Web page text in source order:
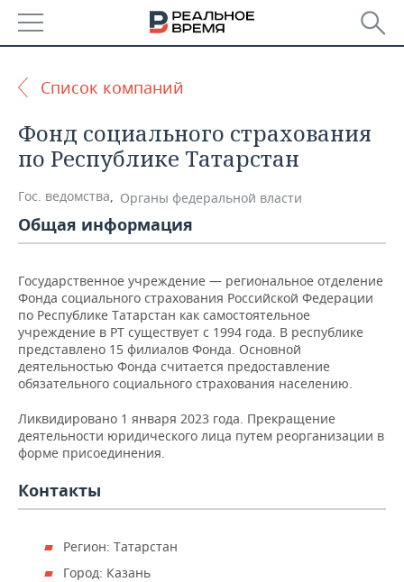
ТАТАРСТАН
УДМУРТИЯ
АНАЛИТИКА
НОВОСТИ АНАЛИТИКИ
ДЕКЛАРАЦИИ О ДОХОДАХ
ВУЗЫ ТАТАРСТАНА
КОМУ ПРИНАДЛЕЖАТ
ТОРГОВЫЕ ЦЕНТРЫ
ТАТАРСТАНА
ЭКОНОМИКА
НОВОСТИ ЭКОНОМИКИ
БАНКИ
БЮДЖЕТ
ПРОМЫШЛЕННОСТЬ
ПРОМЫШЛЕННОСТИ
АГРОПРОМ
МАШИНОСТРОЕНИЕ
НЕФТЬ
ОПК
НЕДВИЖИМОСТЬ
НОВОСТИ НЕДВИЖИМОСТИ
АВТО
НОВОСТИ АВТО
БИЗНЕС
НОВОСТИ БИЗНЕСА
РОЗНИЧНАЯ ТОРГОВЛЯ
НОВОСТИ ТЕХНОЛОГИЙ
МЕРОПРИЯТИЯ
Список компаний
Фонд социального страхования
по Республике Татарстан
Гос. ведомства, Органы федеральной власти
Общая информация
Государственное учреждение — региональное отделение
Фонда социального страхования Российской Федерации
по Республике Татарстан как самостоятельное
учреждение в РТ существует с 1994 года. В республике
представлено 15 филиалов Фонда. Основной
деятельностью Фонда считается предоставление
обязательного социального страхования населению.
Ликвидировано 1 января 2023 года. Прекращение
деятельности юридического лица путем реорганизации в
форме присоединения.
Контакты
Регион: Татарстан
Город: Казань